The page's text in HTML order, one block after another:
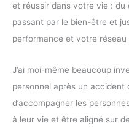
et réussir dans votre vie : du
passant par le bien-être et
performance et votre réseau
J’ai moi-même beaucoup
personnel après un
d’accompagner les
à leur vie et être aligné sur